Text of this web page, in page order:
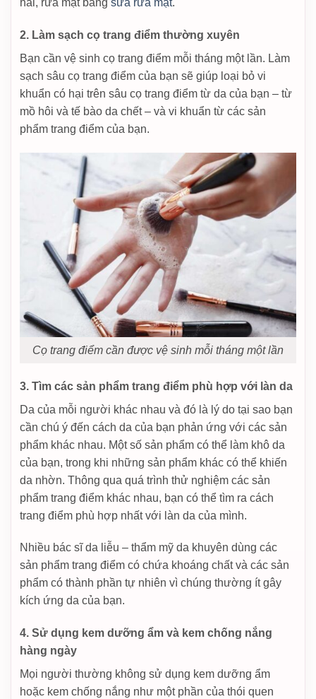
hai, rửa mặt bằng sữa rửa mặt.
2. Làm sạch cọ trang điểm thường xuyên
Bạn cần vệ sinh cọ trang điểm mỗi tháng một lần. Làm
sạch sâu cọ trang điểm của bạn sẽ giúp loại bỏ vi
khuẩn có hại trên sâu cọ trang điểm từ da của bạn – từ
mồ hôi và tế bào da chết – và vi khuẩn từ các sản
phẩm trang điểm của bạn.
Cọ trang điểm cần được vệ sinh mỗi tháng một lần
3. Tìm các sản phẩm trang điểm phù hợp với làn da
Da của mỗi người khác nhau và đó là lý do tại sao bạn
cần chú ý đến cách da của bạn phản ứng với các sản
phẩm khác nhau. Một số sản phẩm có thể làm khô da
của bạn, trong khi những sản phẩm khác có thể khiến
da nhờn. Thông qua quá trình thử nghiệm các sản
phẩm trang điểm khác nhau, bạn có thể tìm ra cách
trang điểm phù hợp nhất với làn da của mình.
Nhiều bác sĩ da liễu – thẩm mỹ da khuyên dùng các
sản phẩm trang điểm có chứa khoáng chất và các sản
phẩm có thành phần tự nhiên vì chúng thường ít gây
kích ứng da của bạn.
4. Sử dụng kem dưỡng ẩm và kem chống nắng
hàng ngày
Mọi người thường không sử dụng kem dưỡng ẩm
hoặc kem chống nắng như một phần của thói quen